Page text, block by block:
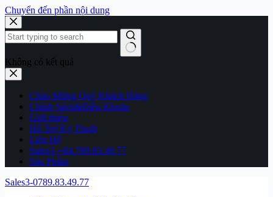
Chuyển đến phần nội dung
Không có kết quả
Chào Mừng Quý Khách Hàng
Chính Sách&Điều Khoản
Giới thiệu
Hổ Trợ Kỷ Thuật
Liên Hệ
Sales3-+84.789.83.49.77
Sản Phẩm
Sales3-0789.83.49.77